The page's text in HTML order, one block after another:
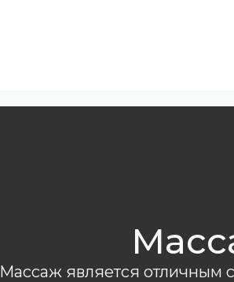
Массаж является отличным